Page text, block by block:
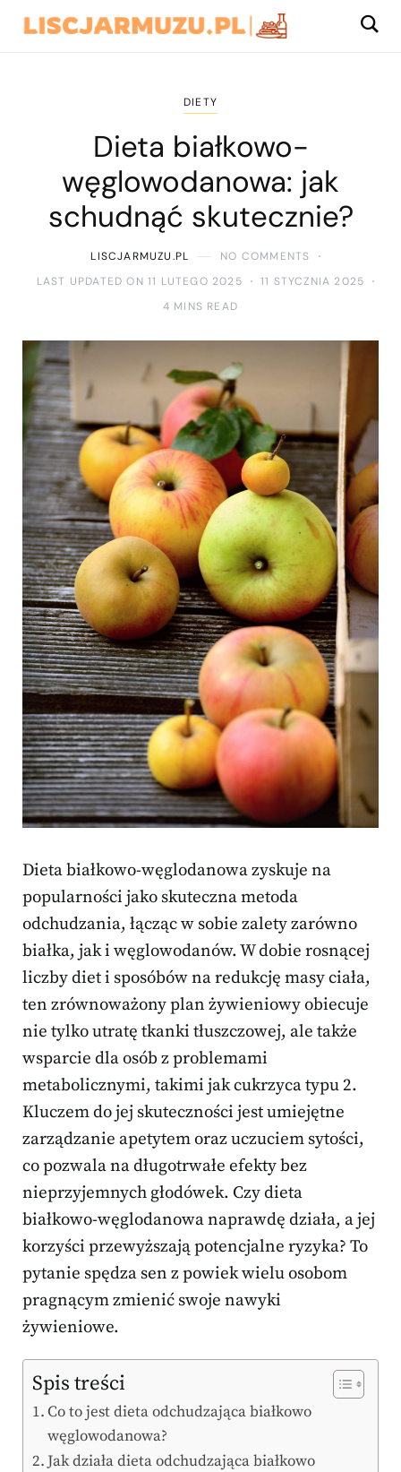
DIETY
Dieta białkowo-
węglowodanowa: jak
schudnąć skutecznie?
LISCJARMUZU.PL
NO COMMENTS
LAST UPDATED ON 11 LUTEGO 2025
11 STYCZNIA 2025
4 MINS READ
Dieta białkowo-węglodanowa zyskuje na
popularności jako skuteczna metoda
odchudzania, łącząc w sobie zalety zarówno
białka, jak i węglowodanów. W dobie rosnącej
liczby diet i sposóbów na redukcję masy ciała,
ten zrównoważony plan żywieniowy obiecuje
nie tylko utratę tkanki tłuszczowej, ale także
wsparcie dla osób z problemami
metabolicznymi, takimi jak cukrzyca typu 2.
Kluczem do jej skuteczności jest umiejętne
zarządzanie apetytem oraz uczuciem sytości,
co pozwala na długotrwałe efekty bez
nieprzyjemnych głodówek. Czy dieta
białkowo-węglodanowa naprawdę działa, a jej
korzyści przewyższają potencjalne ryzyka? To
pytanie spędza sen z powiek wielu osobom
pragnącym zmienić swoje nawyki
żywieniowe.
Spis treści
Co to jest dieta odchudzająca białkowo
węglowodanowa?
Jak działa dieta odchudzająca białkowo